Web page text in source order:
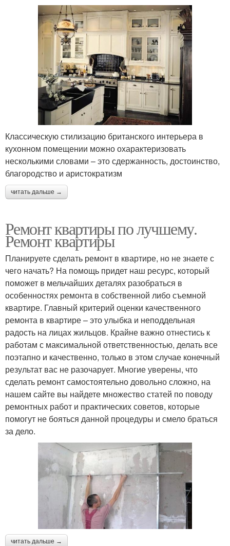
Классическую стилизацию британского интерьера в
кухонном помещении можно охарактеризовать
несколькими словами – это сдержанность, достоинство,
благородство и аристократизм
читать дальше →
Ремонт квартиры по лучшему.
Ремонт квартиры
Планируете сделать ремонт в квартире, но не знаете с
чего начать? На помощь придет наш ресурс, который
поможет в мельчайших деталях разобраться в
особенностях ремонта в собственной либо съемной
квартире. Главный критерий оценки качественного
ремонта в квартире – это улыбка и неподдельная
радость на лицах жильцов. Крайне важно отнестись к
работам с максимальной ответственностью, делать все
поэтапно и качественно, только в этом случае конечный
результат вас не разочарует. Многие уверены, что
сделать ремонт самостоятельно довольно сложно, на
нашем сайте вы найдете множество статей по поводу
ремонтных работ и практических советов, которые
помогут не бояться данной процедуры и смело браться
за дело.
читать дальше →